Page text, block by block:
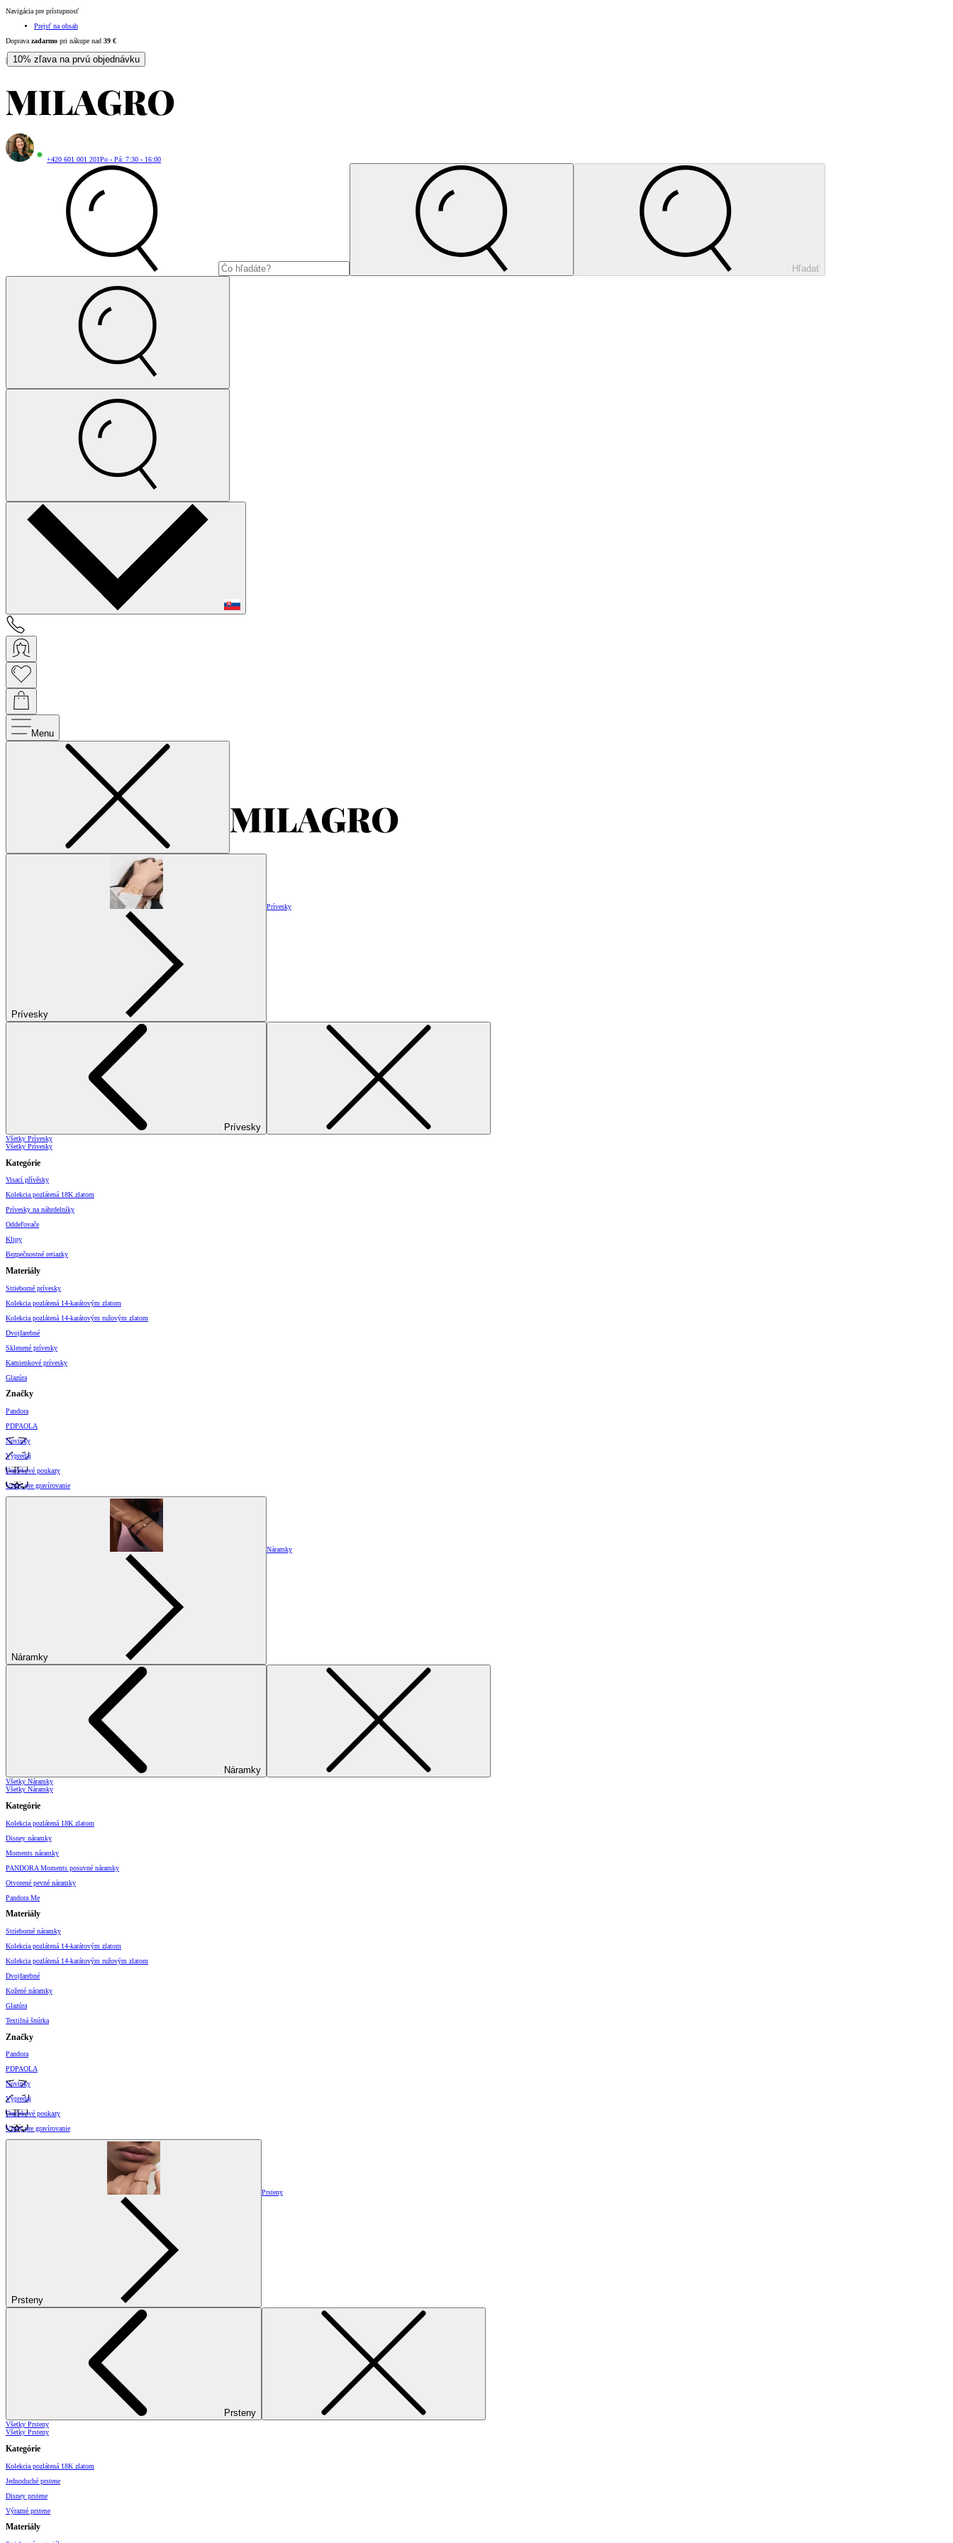
Navigácia pre prístupnosť
Prejsť na obsah
Doprava zadarmo pri nákupe nad 39 €
| 10% zľava na prvú objednávku
+420 601 001 201Po - Pá: 7:30 - 16:00
Hľadať
Menu
Prívesky
Prívesky
Prívesky
Všetky Prívesky
Všetky Prívesky
Kategórie
Visací přívěsky
Kolekcia pozlátená 18K zlatom
Prívesky na náhrdelníky
Oddeľovače
Klipy
Bezpečnostné retiazky
Materiály
Strieborné prívesky
Kolekcia pozlátená 14-karátovým zlatom
Kolekcia pozlátená 14-karátovým ružovým zlatom
Dvojfarebné
Sklenené prívesky
Kamienkové prívesky
Glazúra
Značky
Pandora
PDPAOLA
Novinky
Výpredaj
Darčekové poukazy
Vzory pre gravírovanie
Náramky
Náramky
Náramky
Všetky Náramky
Všetky Náramky
Kategórie
Kolekcia pozlátená 18K zlatom
Disney náramky
Moments náramky
PANDORA Moments posuvné náramky
Otvorené pevné náramky
Pandora Me
Materiály
Strieborné náramky
Kolekcia pozlátená 14-karátovým zlatom
Kolekcia pozlátená 14-karátovým ružovým zlatom
Dvojfarebné
Kožené náramky
Glazúra
Textilná šnúrka
Značky
Pandora
PDPAOLA
Novinky
Výpredaj
Darčekové poukazy
Vzory pre gravírovanie
Prsteny
Prsteny
Prsteny
Všetky Prsteny
Všetky Prsteny
Kategórie
Kolekcia pozlátená 18K zlatom
Jednoduché prstene
Disney prstene
Výrazné prstene
Materiály